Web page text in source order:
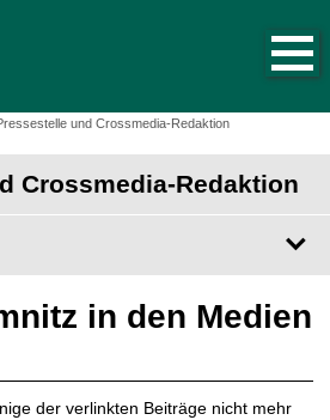
und Crossmedia-Redaktion
Crossmedia-Redaktion
in den Medien
der verlinkten Beiträge nicht mehr